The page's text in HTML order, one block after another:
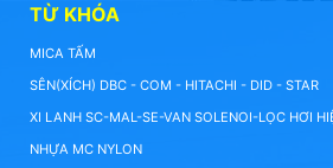
TỪ KHÓA
MICA TẤM
SÊN(XÍCH) DBC - COM - HITACHI - DID - STAR
XI LANH SC-MAL-SE-VAN SOLENOI-LỌC HƠI
NHỰA MC NYLON